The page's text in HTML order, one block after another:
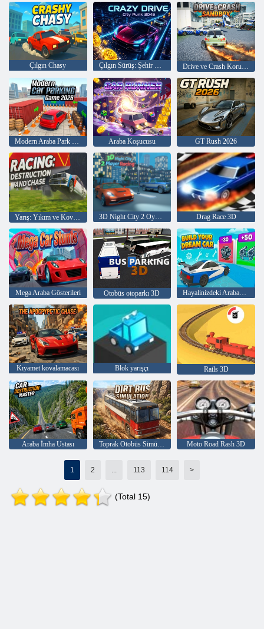
Çılgın Chasy Çılgın Sürüş: Şehir Punkı 2049
Modern Araba Park Etme Oyunu 2026 Araba Koşucusu GT Rush 2026
Yarış: Yıkım ve Kovalamaca 3D Night City 2 Oyuncu Yarışı Drag Race 3D
Mega Araba Gösterileri Otobüs otoparkı 3D
Kıyamet kovalamacası Blok yarışçı Rails 3D
Araba İmha Ustası Toprak Otobüs Simülasyonu Moto Road Rash 3D
1 2 ... 113 114 >
(Total 15)